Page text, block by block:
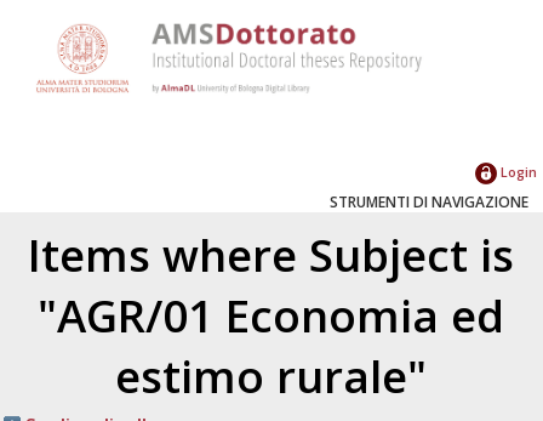
Login
STRUMENTI DI NAVIGAZIONE
Items where Subject is
"AGR/01 Economia ed
estimo rurale"